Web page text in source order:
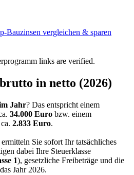
Bauzinsen vergleichen & sparen
links are verified.
in netto (2026)
Jahr? Das entspricht einem
34.000 Euro bzw. einem
2.833 Euro.
Sie sofort Ihr tatsächliches
dabei Ihre Steuerklasse
1), gesetzliche Freibeträge und die
Jahr 2026.